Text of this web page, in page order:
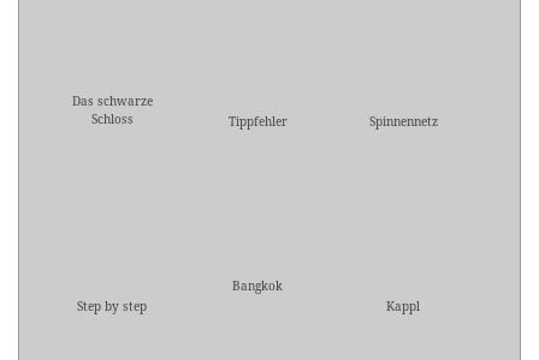
Das schwarze
Schloss
Tippfehler Spinnennetz
Step by step
Bangkok
Kappl